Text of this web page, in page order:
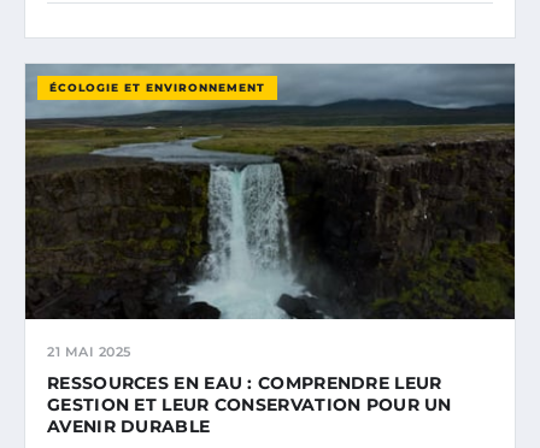
ÉCOLOGIE ET ENVIRONNEMENT
21 MAI 2025
RESSOURCES EN EAU : COMPRENDRE LEUR
GESTION ET LEUR CONSERVATION POUR UN
AVENIR DURABLE